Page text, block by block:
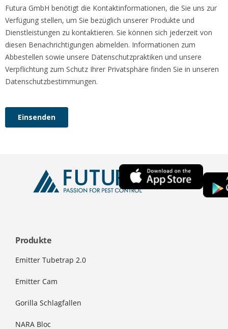
Produkte
Emitter Tubetrap 2.0
Emitter Cam
Gorilla Schlagfallen
NARA Bloc